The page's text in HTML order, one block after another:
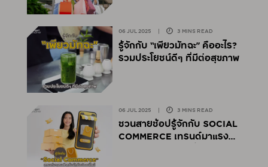
06 JUL 2025 3 MINS READ
รู้จักกับ “เพียวมัทฉะ” คืออะไร?
รวมประโยชน์ดีๆ ที่มีต่อสุขภาพ
06 JUL 2025 | 3 MINS READ
ชวนสายช้อปรู้จักกับ SOCIAL
COMMERCE เทรนด์มาแรง